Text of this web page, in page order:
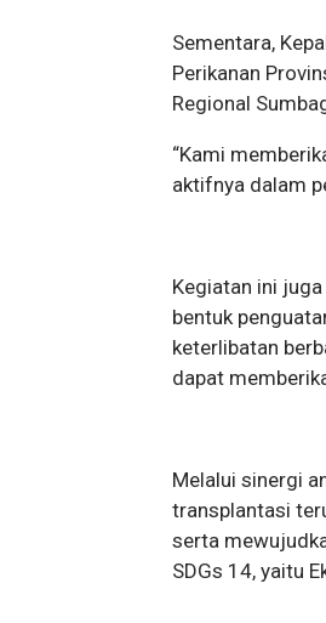
Sementara,
Perikanan
Regional
“Kami
aktifnya dalam
Kegiatan ini
bentuk
keterlibatan
dapat
Melalui sinergi
transplantasi
serta
SDGs 14, yaitu